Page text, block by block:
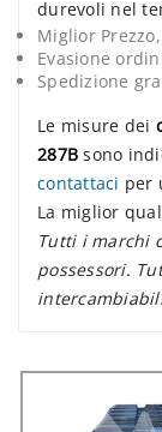
durevoli nel
Miglior
Evasione
Spedizione
Le misure dei
287B sono
contattaci per
La miglior
Tutti i marchi
possessori.